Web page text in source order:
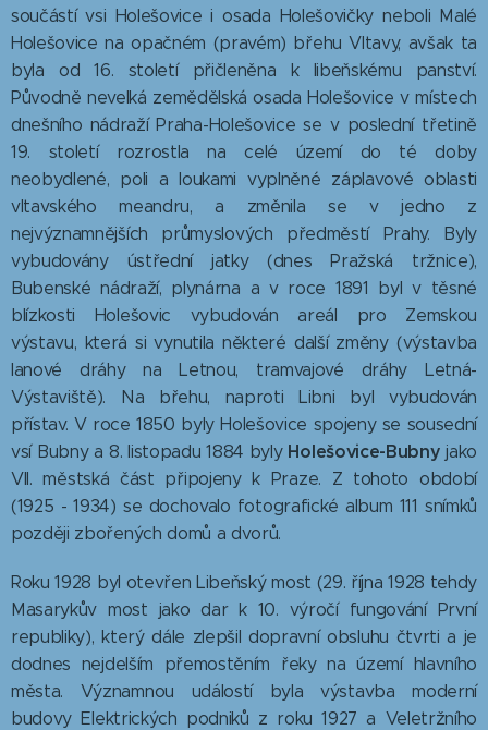
součástí vsi Holešovice i osada Holešovičky neboli Malé
Holešovice na opačném (pravém) břehu Vltavy, avšak ta
byla od 16. století přičleněna k libeňskému panství.
Původně nevelká zemědělská osada Holešovice v místech
dnešního nádraží Praha-Holešovice se v poslední třetině
19. století rozrostla na celé území do té doby
neobydlené, poli a loukami vyplněné záplavové oblasti
vltavského meandru, a změnila se v jedno z
nejvýznamnějších průmyslových předměstí Prahy. Byly
vybudovány ústřední jatky (dnes Pražská tržnice),
Bubenské nádraží, plynárna a v roce 1891 byl v těsné
blízkosti Holešovic vybudován areál pro Zemskou
výstavu, která si vynutila některé další změny (výstavba
lanové dráhy na Letnou, tramvajové dráhy Letná-
Výstaviště). Na břehu, naproti Libni byl vybudován
přístav. V roce 1850 byly Holešovice spojeny se sousední
vsí Bubny a 8. listopadu 1884 byly Holešovice-Bubny jako
VII. městská část připojeny k Praze. Z tohoto období
(1925 - 1934) se dochovalo fotografické album 111 snímků
později zbořených domů a dvorů.
Roku 1928 byl otevřen Libeňský most (29. října 1928 tehdy
Masarykův most jako dar k 10. výročí fungování První
republiky), který dále zlepšil dopravní obsluhu čtvrti a je
dodnes nejdelším přemostěním řeky na území hlavního
města. Významnou událostí byla výstavba moderní
budovy Elektrických podniků z roku 1927 a Veletržního